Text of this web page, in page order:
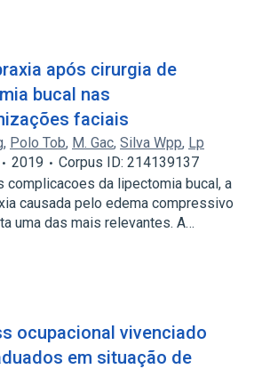
após cirurgia de
bucal nas
faciais
, Polo Tob, M. Gac, Silva Wpp, Lp
2019
Corpus ID: 214139137
complicacoes da lipectomia bucal, a
causada pelo edema compressivo
uma das mais relevantes. A…
ocupacional vivenciado
em situação de